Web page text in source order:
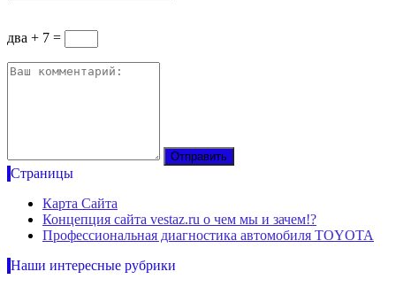
два + 7 =
Страницы
Карта Сайта
Концепция сайта vestaz.ru о чем мы и зачем!?
Профессиональная диагностика автомобиля TOYOTA
Наши интересные рубрики